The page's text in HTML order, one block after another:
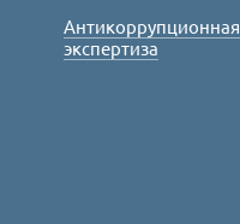
Антикоррупционная
экспертиза